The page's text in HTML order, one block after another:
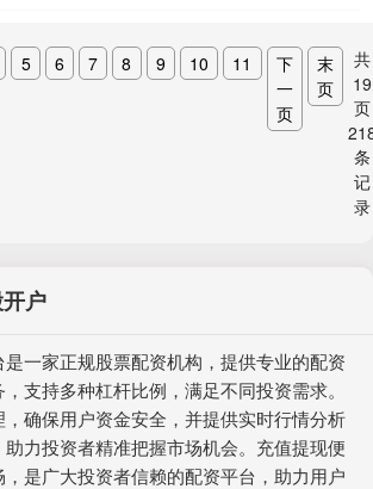
5 6 7 8 9 10 11
下
一
页
末
页
共
19
页
条
记
录
户
一家正规股票配资机构，提供专业的配资
支持多种杠杆比例，满足不同投资需求。
确保用户资金安全，并提供实时行情分析
力投资者精准把握市场机会。充值提现便
是广大投资者信赖的配资平台，助力用户